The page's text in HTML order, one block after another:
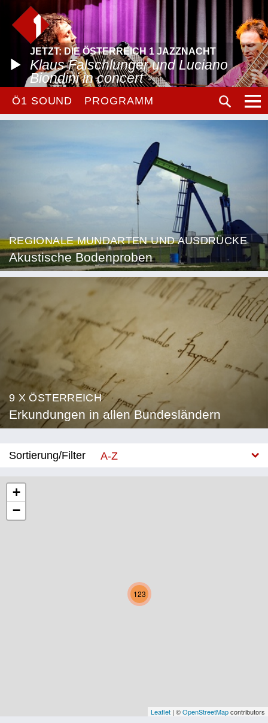
JETZT: DIE ÖSTERREICH 1 JAZZNACHT
Klaus Falschlunger und Luciano
Biondini in concert
Ö1 SOUND PROGRAMM
REGIONALE MUNDARTEN UND AUSDRÜCKE
Akustische Bodenproben
9 X ÖSTERREICH
Erkundungen in allen Bundesländern
Sortierung/Filter
A-Z
Niederösterreich
Oberösterreich
Vorarlberg
123
+
−
Leaflet | ©OpenStreetMapcontributors